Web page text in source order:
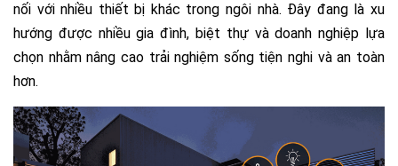
nối với nhiều thiết bị khác trong ngôi nhà. Đây đang là xu
hướng được nhiều gia đình, biệt thự và doanh nghiệp lựa
chọn nhằm nâng cao trải nghiệm sống tiện nghi và an toàn
hơn.